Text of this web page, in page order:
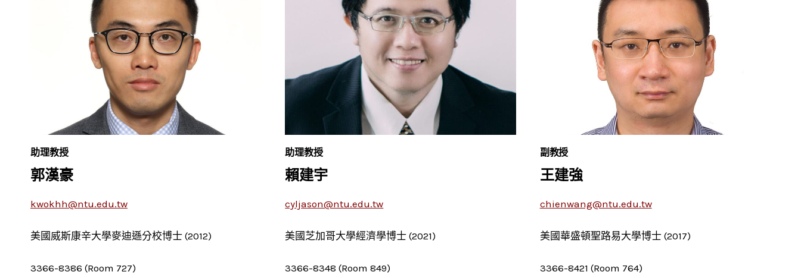
助理教授
郭漢豪
kwokhh@ntu.edu.tw
美國威斯康辛大學麥迪遜分校博士 (2012)
3366-8386 (Room 727)
助理教授
賴建宇
cyljason@ntu.edu.tw
美國芝加哥大學經濟學博士 (2021)
3366-8348 (Room 849)
副教授
王建強
chienwang@ntu.edu.tw
美國華盛頓聖路易大學博士 (2017)
3366-8421 (Room 764)